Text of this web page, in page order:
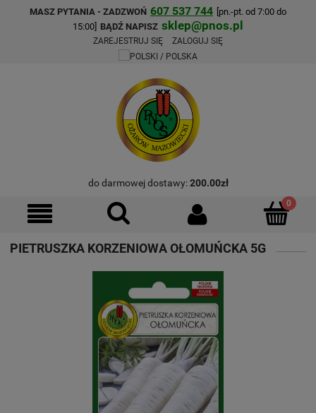
MASZ PYTANIA - ZADZWOŃ 607 537 744 [pn.-pt. od 7:00 do
15:00] BĄDŹ NAPISZ sklep@pnos.pl
ZAREJESTRUJ SIĘ ZALOGUJ SIĘ
do darmowej dostawy:200.00zł
PIETRUSZKA KORZENIOWA OŁOMUŃCKA 5G